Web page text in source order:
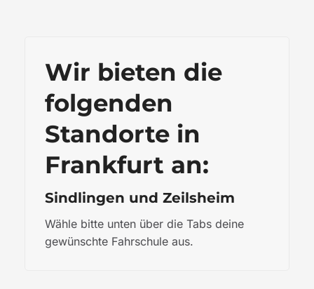
Wir bieten die
folgenden
Standorte in
Frankfurt an:
Sindlingen und Zeilsheim
Wähle bitte unten über die Tabs deine
gewünschte Fahrschule aus.